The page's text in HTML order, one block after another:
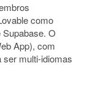
como
O
App), com
ser multi-idiomas